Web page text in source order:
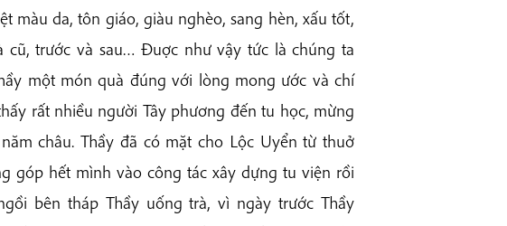
màu da, tôn giáo, giàu nghèo, sang hèn, xấu tốt,
trước và sau… Đuợc như vậy tức là chúng ta
một món quà đúng với lòng mong ước và chí
rất nhiều người Tây phương đến tu học, mừng
châu. Thầy đã có mặt cho Lộc Uyển từ thuở
góp hết mình vào công tác xây dựng tu viện rồi
bên tháp Thầy uống trà, vì ngày trước Thầy